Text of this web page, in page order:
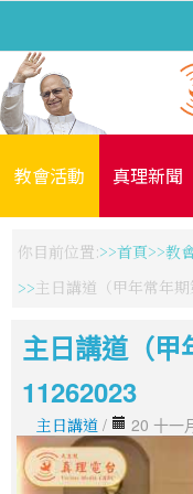
教會活動 真理新聞
你目前位置: 首頁 教
主日講道（甲年常年
主日講道（甲
11262023
主日講道 / 20 十一